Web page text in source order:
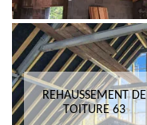
REHAUSSEMENT DE
TOITURE 63